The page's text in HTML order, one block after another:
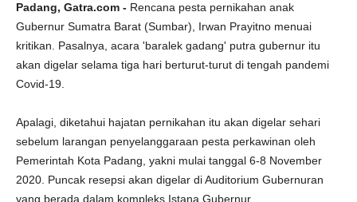
Padang, Gatra.com - Rencana pesta pernikahan anak
Gubernur Sumatra Barat (Sumbar), Irwan Prayitno menuai
kritikan. Pasalnya, acara 'baralek gadang' putra gubernur itu
akan digelar selama tiga hari berturut-turut di tengah pandemi
Covid-19.
Apalagi, diketahui hajatan pernikahan itu akan digelar sehari
sebelum larangan penyelanggaraan pesta perkawinan oleh
Pemerintah Kota Padang, yakni mulai tanggal 6-8 November
2020. Puncak resepsi akan digelar di Auditorium Gubernuran
yang berada dalam kompleks Istana Gubernur.